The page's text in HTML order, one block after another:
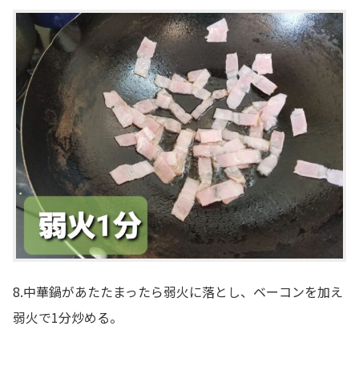
8.中華鍋があたたまったら弱火に落とし、ベーコンを加え
弱火で1分炒める。